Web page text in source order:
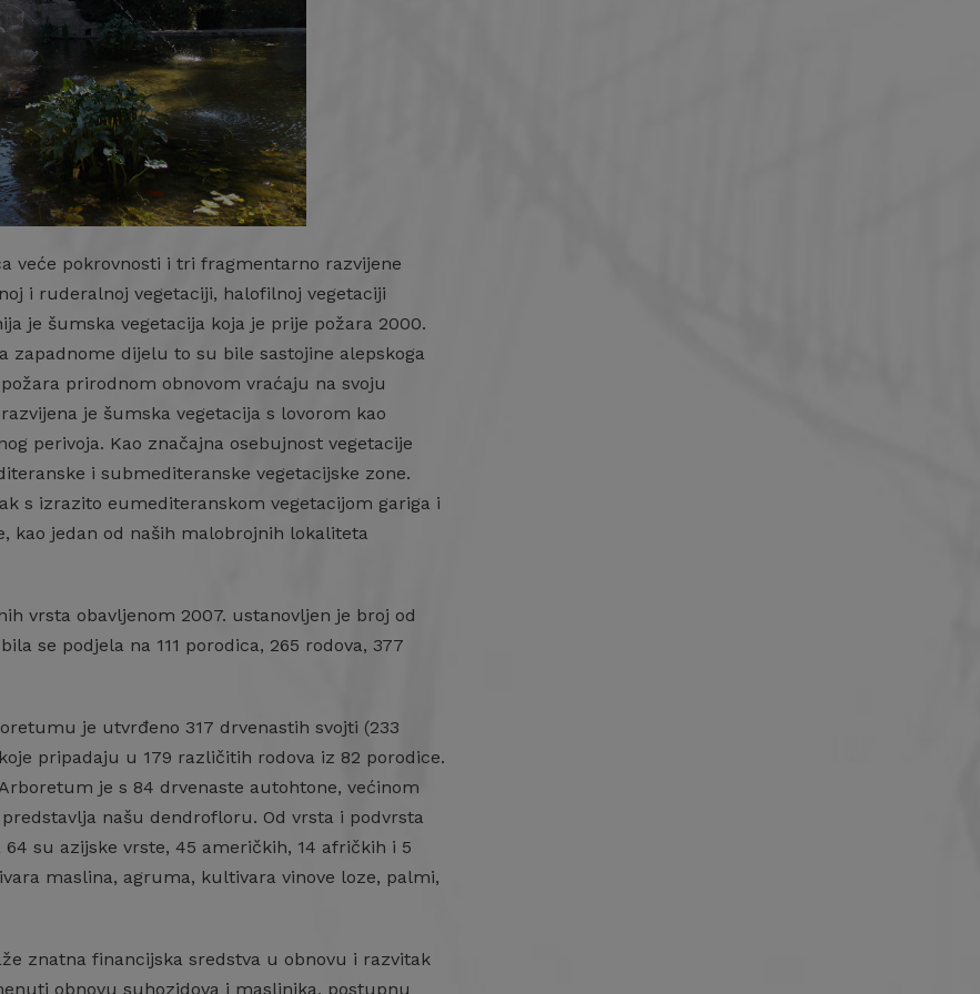
veće pokrovnosti i tri fragmentarno razvijene
i ruderalnoj vegetaciji, halofilnoj vegetaciji
je šumska vegetacija koja je prije požara 2000.
dijelu to su bile sastojine alepskoga
prirodnom obnovom vraćaju na svoju
je šumska vegetacija s lovorom kao
perivoja. Kao značajna osebujnost vegetacije
i submediteranske vegetacijske zone.
s izrazito eumediteranskom vegetacijom gariga i
kao jedan od naših malobrojnih lokaliteta
vrsta obavljenom 2007. ustanovljen je broj od
se podjela na 111 porodica, 265 rodova, 377
je utvrđeno 317 drvenastih svojti (233
pripadaju u 179 različitih rodova iz 82 porodice.
je s 84 drvenaste autohtone, većinom
našu dendrofloru. Od vrsta i podvrsta
su azijske vrste, 45 američkih, 14 afričkih i 5
maslina, agruma, kultivara vinove loze, palmi,
znatna financijska sredstva u obnovu i razvitak
obnovu suhozidova i maslinika, postupnu